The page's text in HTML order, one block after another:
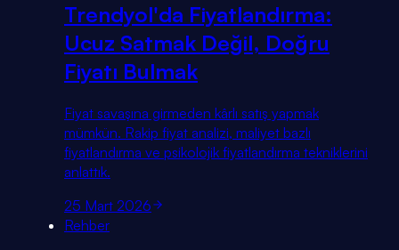
Trendyol'da Fiyatlandırma:
Ucuz Satmak Değil, Doğru
Fiyatı Bulmak
Fiyat savaşına girmeden kârlı satış yapmak
mümkün. Rakip fiyat analizi, maliyet bazlı
fiyatlandırma ve psikolojik fiyatlandırma tekniklerini
anlattık.
25 Mart 2026
Rehber